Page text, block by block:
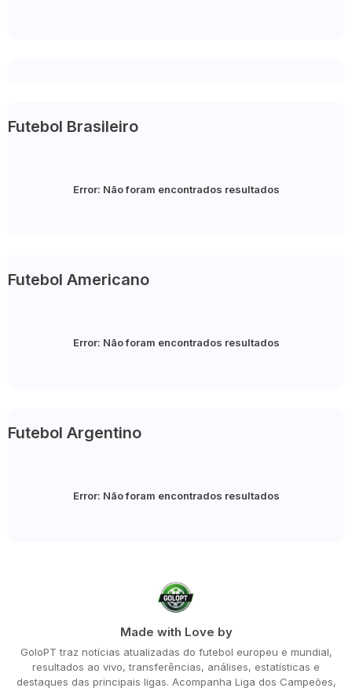
Futebol Brasileiro
Error: Não foram encontrados resultados
Futebol Americano
Error: Não foram encontrados resultados
Futebol Argentino
Error: Não foram encontrados resultados
Made with Love by
GoloPT traz notícias atualizadas do futebol europeu e mundial,
resultados ao vivo, transferências, análises, estatísticas e
destaques das principais ligas. Acompanha Liga dos Campeões,